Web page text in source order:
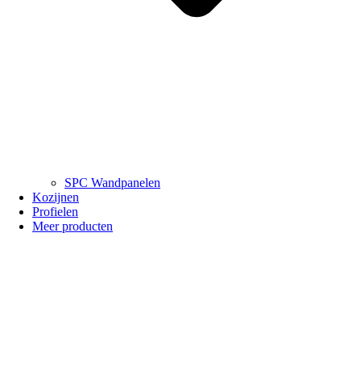
SPC Wandpanelen
Kozijnen
Profielen
Meer producten